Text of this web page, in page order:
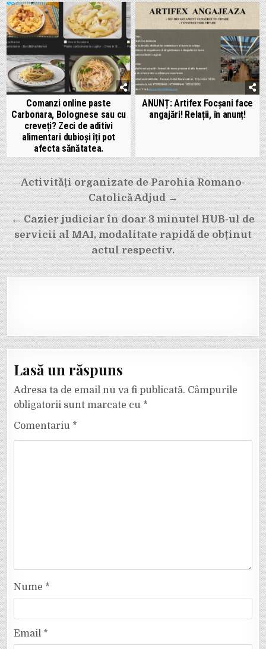
Comanzi online paste
Carbonara, Bolognese sau cu
creveți? Zeci de aditivi
alimentari dubioși îți pot
afecta sănătatea.
ANUNȚ: Artifex Focșani face
angajări! Relații, în anunț!
Navigare
în
articole
Activități organizate de Parohia Romano-
Catolică Adjud →
← Cazier judiciar în doar 3 minute! HUB-ul de
servicii al MAI, modalitate rapidă de obținut
actul respectiv.
Lasă un răspuns
Adresa ta de email nu va fi publicată. Câmpurile
obligatorii sunt marcate cu *
Comentariu *
Nume *
Email *